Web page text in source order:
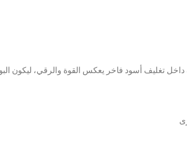
تغليف أسود فاخر يعكس القوة والرقي، ليكون